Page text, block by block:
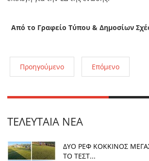
Από το Γραφείο Τύπου & Δημοσίων
Προηγούμενο Επόμενο
ΤΕΛΕΥΤΑΊΑ ΝΈΑ
ΔΥΟ ΡΕΦ ΚΟΚΚΙΝΟΣ
ΤΟ ΤΕΣΤ...